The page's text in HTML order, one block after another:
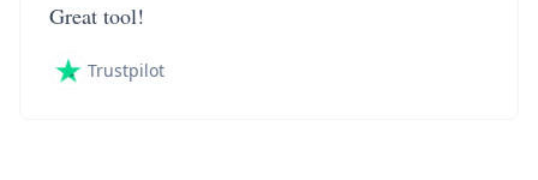
Great tool!
Trustpilot